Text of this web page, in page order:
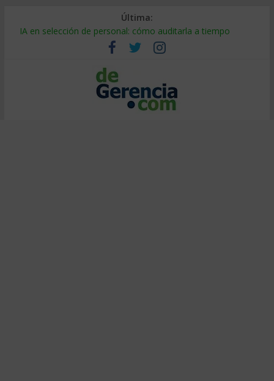
Última:
Despido silencioso: qué es y por qué sale tan caro
IA en selección de personal: cómo auditarla a tiempo
Trabajo forzoso en la cadena de suministro: qué hacer
Stablecoins para empresas: cómo pagar y cobrar en 2026